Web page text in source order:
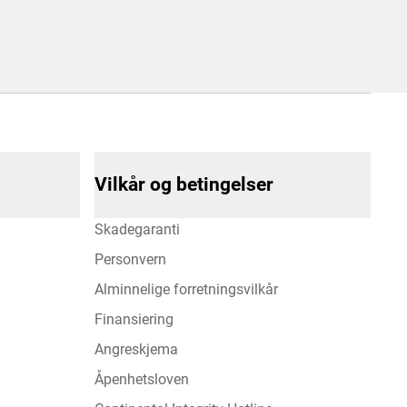
Vilkår og betingelser
Skadegaranti
Personvern
Alminnelige forretningsvilkår
Finansiering
Angreskjema
Åpenhetsloven